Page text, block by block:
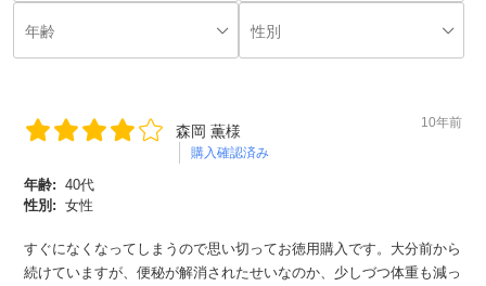
森岡 薫様
購入確認済み
10年前
年齢: 40代
性別: 女性
すぐになくなってしまうので思い切ってお徳用購入です。大分前から
続けていますが、便秘が解消されたせいなのか、少しづつ体重も減っ